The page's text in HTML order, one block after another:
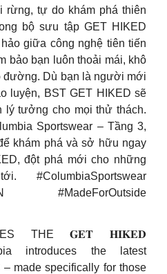
rừng, tự do khám phá thiên
bộ sưu tập GET HIKED
giữa công nghệ tiên tiến
bảo bạn luôn thoải mái, khô
đường. Dù bạn là người mới
luyện, BST GET HIKED sẽ
lý tưởng cho mọi thử thách.
Sportswear – Tầng 3,
khám phá và sở hữu ngay
đột phá mới cho những
#MadeForOutside
THE 𝐆𝐄𝐓 𝐇𝐈𝐊𝐄𝐃
introduces the latest
made specifically for those